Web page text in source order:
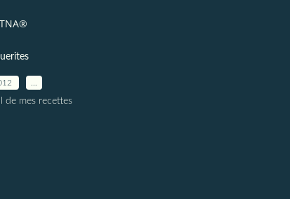
de mes recettes